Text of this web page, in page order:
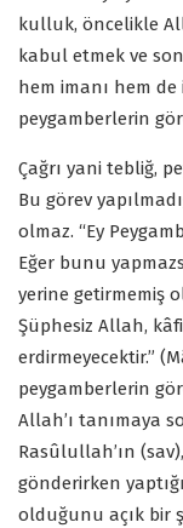
kulluk, öncelikle
kabul etmek ve
hem imanı hem
peygamberlerin
Çağrı yani tebliğ,
Bu görev
olmaz. “Ey
Eğer bunu
yerine getirmemiş
Şüphesiz Allah,
erdirmeyecektir.”
peygamberlerin
Allah’ı tanımaya
Rasûlullah’ın
gönderirken
olduğunu açık bir